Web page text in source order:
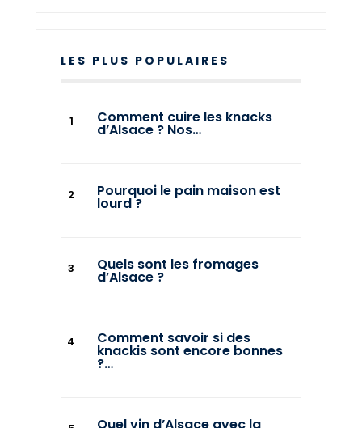
LES PLUS POPULAIRES
Comment cuire les knacks
d’Alsace ? Nos…
Pourquoi le pain maison est
lourd ?
Quels sont les fromages
d’Alsace ?
Comment savoir si des
knackis sont encore bonnes
?…
Quel vin d’Alsace avec la